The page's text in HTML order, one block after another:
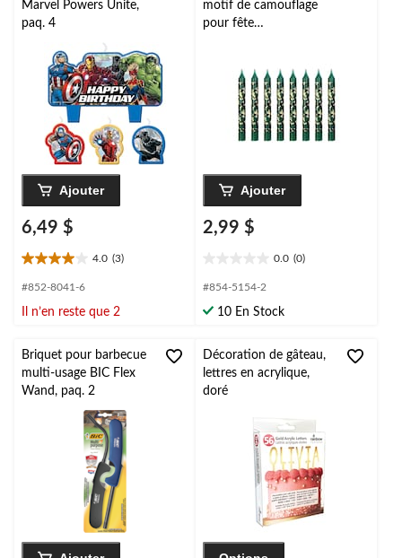
Marvel Powers Unite,
paq. 4
Ajouter
6,49 $
4.0 (3)
4.0
étoile(s)
5.
évaluations
#852-8041-6
Il n’en reste que 2
motif de camouflage
pour fête
Ajouter
2,99 $
0.0 (0)
étoile(s)
5.
#854-5154-2
10 En Stock
Briquet pour barbecue
multi-usage BIC Flex
Wand, paq. 2
Décoration de gâteau,
lettres en acrylique,
doré